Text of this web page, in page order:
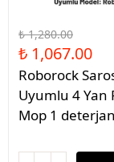
₺ 1,280.00
₺ 1,067.00
Roborock
Uyumlu 4 Yan
Mop 1 deterjan